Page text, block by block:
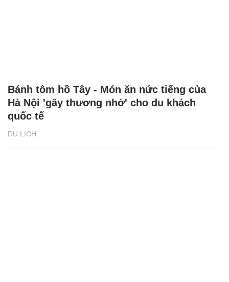
DU LỊCH
Bánh tôm hồ Tây - Món ăn nức tiếng của
Hà Nội 'gây thương nhớ' cho du khách
quốc tế